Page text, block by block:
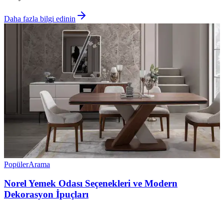
Daha fazla bilgi edinin
PopülerArama
Norel Yemek Odası Seçenekleri ve Modern
Dekorasyon İpuçları